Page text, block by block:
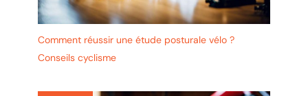
Comment réussir une étude posturale vélo ?
Conseils cyclisme